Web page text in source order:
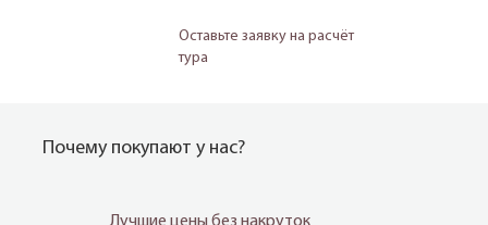
Оставьте заявку на расчёт
тура
Почему покупают у нас?